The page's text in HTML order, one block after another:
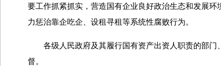
要工作抓紧抓实，营造国有企业良好政治生态和发展
力惩治靠企吃企、设租寻租等系统性腐败行为。
各级人民政府及其履行国有资产出资人职责的部门
督。